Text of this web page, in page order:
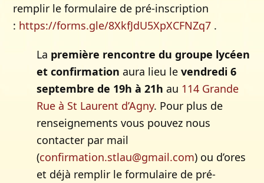
remplir le formulaire de pré-inscription
: https://forms.gle/8XkfJdU5XpXCFNZq7 .
La première rencontre du groupe lycéen
et confirmation aura lieu levendredi 6
septembre de 19h à 21h au 114 Grande
Rue à St Laurent d’Agny. Pour plus de
renseignements vous pouvez nous
contacter par mail
(confirmation.stlau@gmail.com) ou d’ores
et déjà remplir le formulaire de pré-